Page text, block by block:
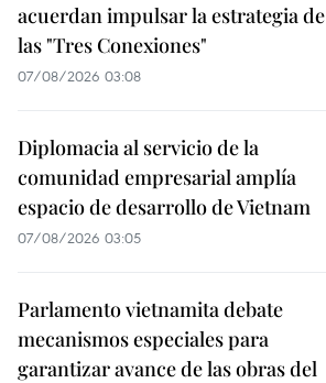
acuerdan impulsar la estrategia de
las "Tres Conexiones"
07/08/2026 03:08
Diplomacia al servicio de la
comunidad empresarial amplía
espacio de desarrollo de Vietnam
07/08/2026 03:05
Parlamento vietnamita debate
mecanismos especiales para
garantizar avance de las obras del